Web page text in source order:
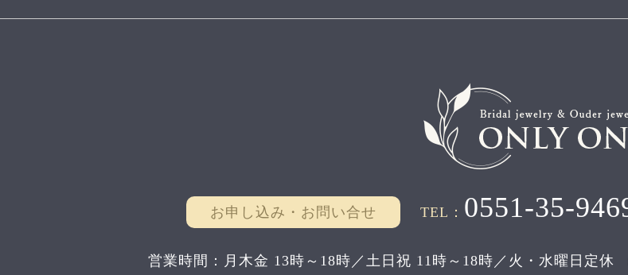
お申し込み・お問い合せ TEL： 0551-35-
営業時間：月木金 13時～18時／土日祝 11時～18時／ 火・水曜日定休